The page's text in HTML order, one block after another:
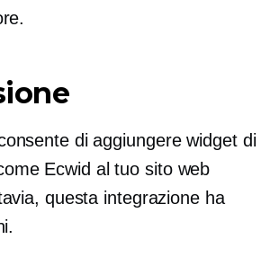
di aggiungere widget di
Ecwid al tuo sito web
questa integrazione ha